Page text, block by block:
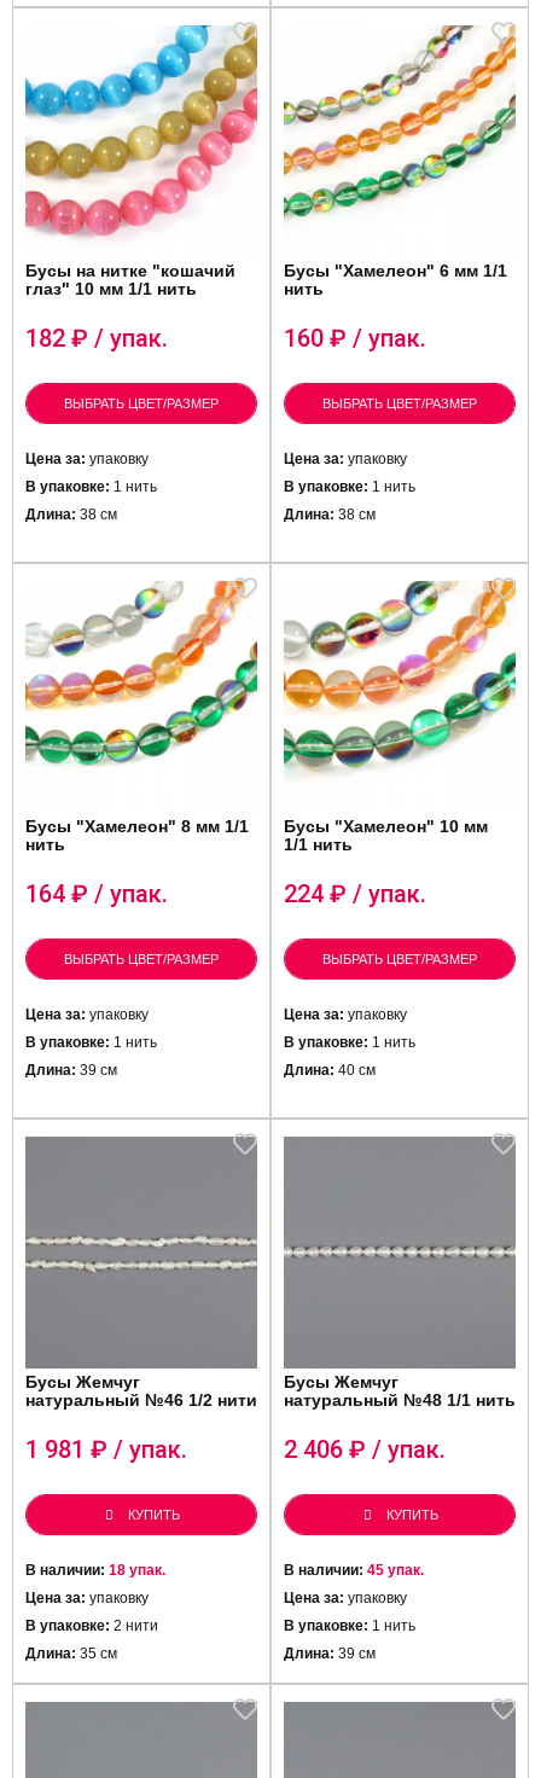
Бусы на нитке "кошачий
глаз" 10 мм 1/1 нить
182 ₽ / упак.
ВЫБРАТЬ ЦВЕТ/РАЗМЕР
Цена за: упаковку
В упаковке: 1 нить
Длина: 38 см
Бусы "Хамелеон" 6 мм 1/1
нить
160 ₽ / упак.
ВЫБРАТЬ ЦВЕТ/РАЗМЕР
Цена за: упаковку
В упаковке: 1 нить
Длина: 38 см
Бусы "Хамелеон" 8 мм 1/1
нить
164 ₽ / упак.
ВЫБРАТЬ ЦВЕТ/РАЗМЕР
Цена за: упаковку
В упаковке: 1 нить
Длина: 39 см
Бусы "Хамелеон" 10 мм
1/1 нить
224 ₽ / упак.
ВЫБРАТЬ ЦВЕТ/РАЗМЕР
Цена за: упаковку
В упаковке: 1 нить
Длина: 40 см
Бусы Жемчуг
натуральный №46 1/2 нити
1 981 ₽ / упак.
КУПИТЬ
В наличии: 18 упак.
Цена за: упаковку
В упаковке: 2 нити
Длина: 35 см
Бусы Жемчуг
натуральный №48 1/1 нить
2 406 ₽ / упак.
КУПИТЬ
В наличии: 45 упак.
Цена за: упаковку
В упаковке: 1 нить
Длина: 39 см